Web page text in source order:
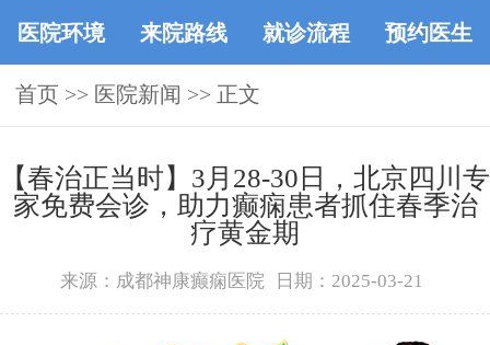
医院环境 来院路线 就诊流程 预约医生
首页 >> 医院新闻 >> 正文
【春治正当时】‌3月28-30日，北京四川专
家免费会诊，助力癫痫患者抓住春季治
疗黄金期
来源：成都神康癫痫医院 日期：2025-03-21